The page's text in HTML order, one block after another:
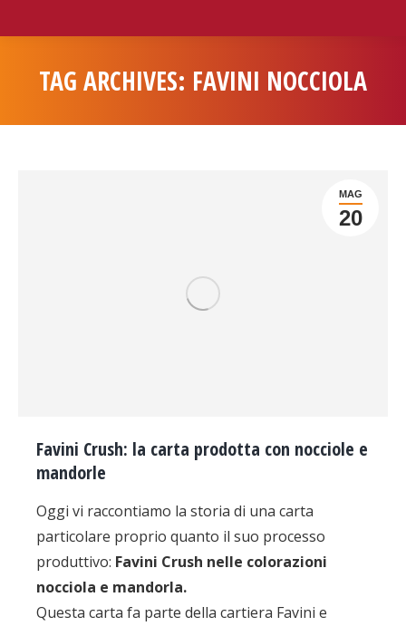
TAG ARCHIVES: FAVINI NOCCIOLA
MAG
20
Favini Crush: la carta prodotta con nocciole e
mandorle
Oggi vi raccontiamo la storia di una carta
particolare proprio quanto il suo processo
produttivo: Favini Crush nelle colorazioni
nocciola e mandorla.
Questa carta fa parte della cartiera Favini e